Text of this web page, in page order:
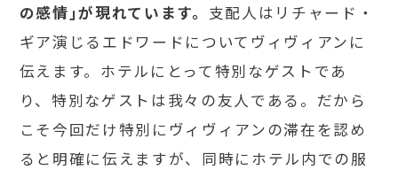
の感情」が現れています。 支配人はリチャード・
ギア演じるエドワードについてヴィヴィアンに
伝えます。ホテルにとって特別なゲストであ
り、特別なゲストは我々の友人である。だから
こそ今回だけ特別にヴィヴィアンの滞在を認め
ると明確に伝えますが、同時にホテル内での服